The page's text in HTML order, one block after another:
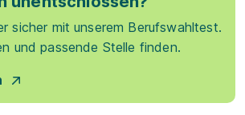
sicher mit unserem Berufswahltest.
und passende Stelle finden.